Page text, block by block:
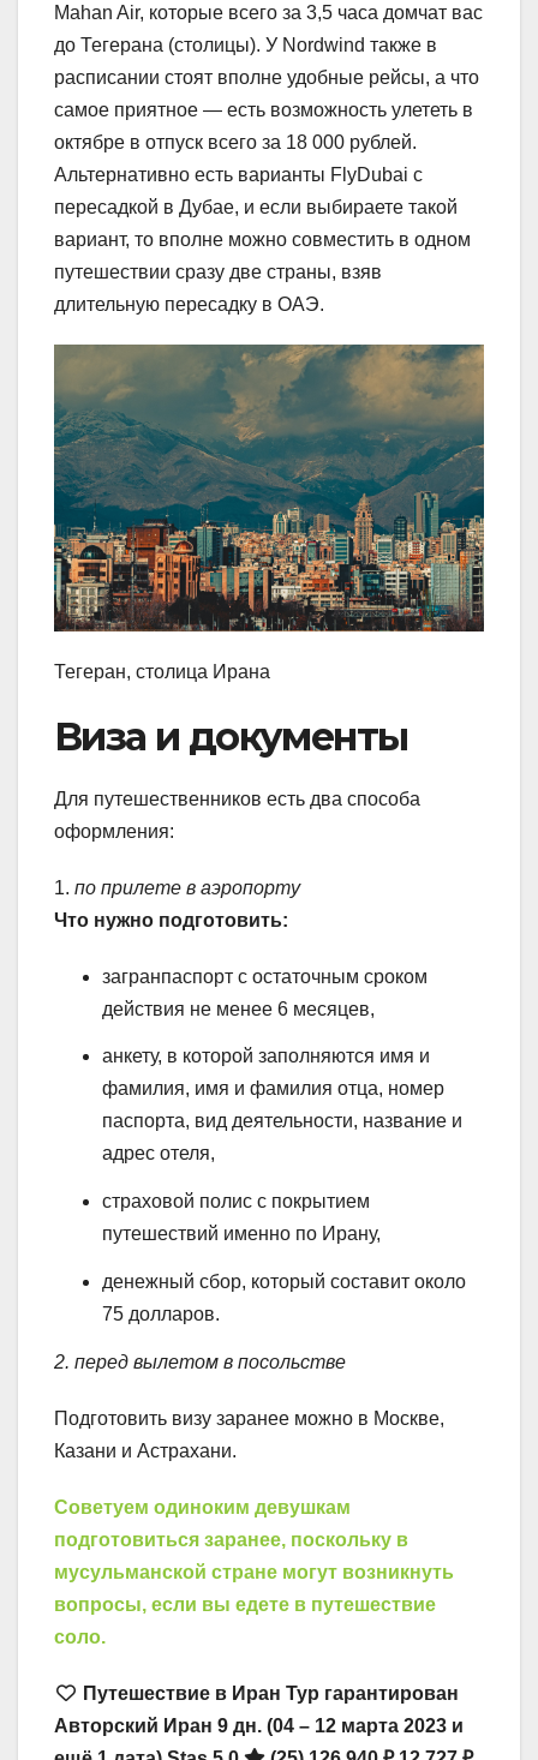
Mahan Air, которые всего за 3,5 часа домчат вас
до Тегерана (столицы). У Nordwind также в
расписании стоят вполне удобные рейсы, а что
самое приятное — есть возможность улететь в
октябре в отпуск всего за 18 000 рублей.
Альтернативно есть варианты FlyDubai с
пересадкой в Дубае, и если выбираете такой
вариант, то вполне можно совместить в одном
путешествии сразу две страны, взяв
длительную пересадку в ОАЭ.
Тегеран, столица Ирана
Виза и документы
Для путешественников есть два способа
оформления:
1. по прилете в аэропорту
Что нужно подготовить:
загранпаспорт с остаточным сроком
действия не менее 6 месяцев,
анкету, в которой заполняются имя и
фамилия, имя и фамилия отца, номер
паспорта, вид деятельности, название и
адрес отеля,
страховой полис с покрытием
путешествий именно по Ирану,
денежный сбор, который составит около
75 долларов.
2. перед вылетом в посольстве
Подготовить визу заранее можно в Москве,
Казани и Астрахани.
Советуем одиноким девушкам
подготовиться заранее, поскольку в
мусульманской стране могут возникнуть
вопросы, если вы едете в путешествие
соло.
Путешествие в Иран Тур гарантирован
Авторский Иран 9 дн. (04 – 12 марта 2023 и